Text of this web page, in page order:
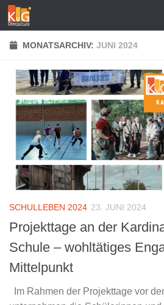
Zum Inhalt springen
MONATSARCHIV: JUNI 2024
SCHULLEBEN 2024 23. JUNI 2024
Projekttage an der
Schule – wohltätiges
Mittelpunkt
Im Rahmen der Projekttage vor